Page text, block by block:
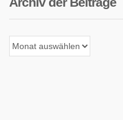
Archiv
der